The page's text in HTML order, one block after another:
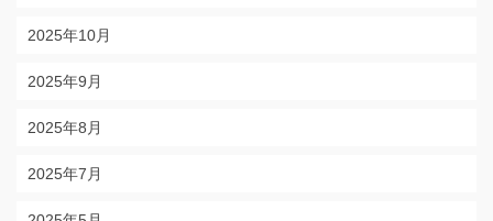
2025年10月
2025年9月
2025年8月
2025年7月